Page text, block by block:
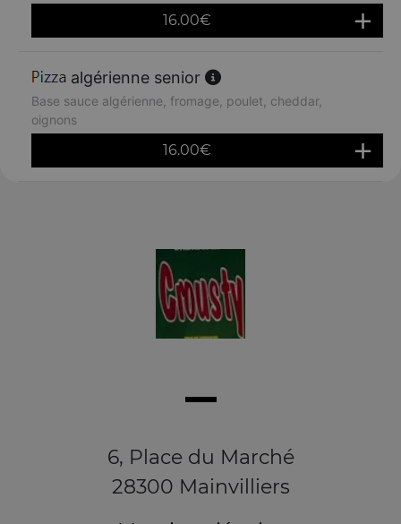
16.00€
algérienne senior
Base sauce algérienne, fromage, poulet, cheddar,
oignons
16.00€
6, Place du Marché
28300 Mainvilliers